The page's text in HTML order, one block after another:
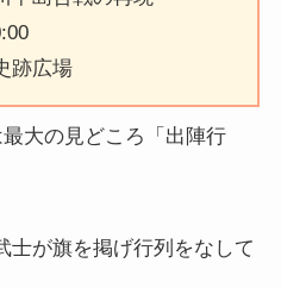
跡広場
大の見どころ「出陣行
士が旗を掲げ行列をなして